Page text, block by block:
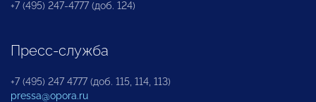
+7 (495) 247-4777 (доб. 124)
Пресс-служба
+7 (495) 247 4777 (доб. 115, 114, 113)
pressa@opora.ru